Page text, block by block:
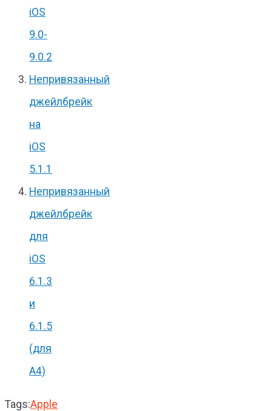
iOS
9.0-
9.0.2
Непривязанный
джейлбрейк
на
iOS
5.1.1
Непривязанный
джейлбрейк
для
iOS
6.1.3
и
6.1.5
(для
А4)
Tags:Apple